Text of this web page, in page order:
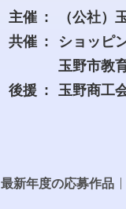
主催
（公社）
共催
ショッピ
玉野市教
後援
玉野商工
最新年度の応募作品